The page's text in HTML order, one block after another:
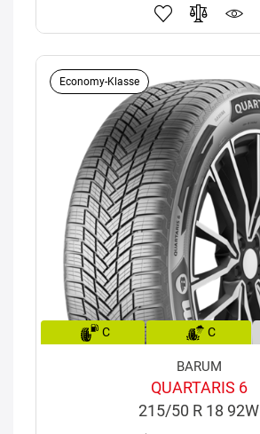
Economy-Klasse
C C
BARUM
QUARTARIS 6
215/50 R 18 92W